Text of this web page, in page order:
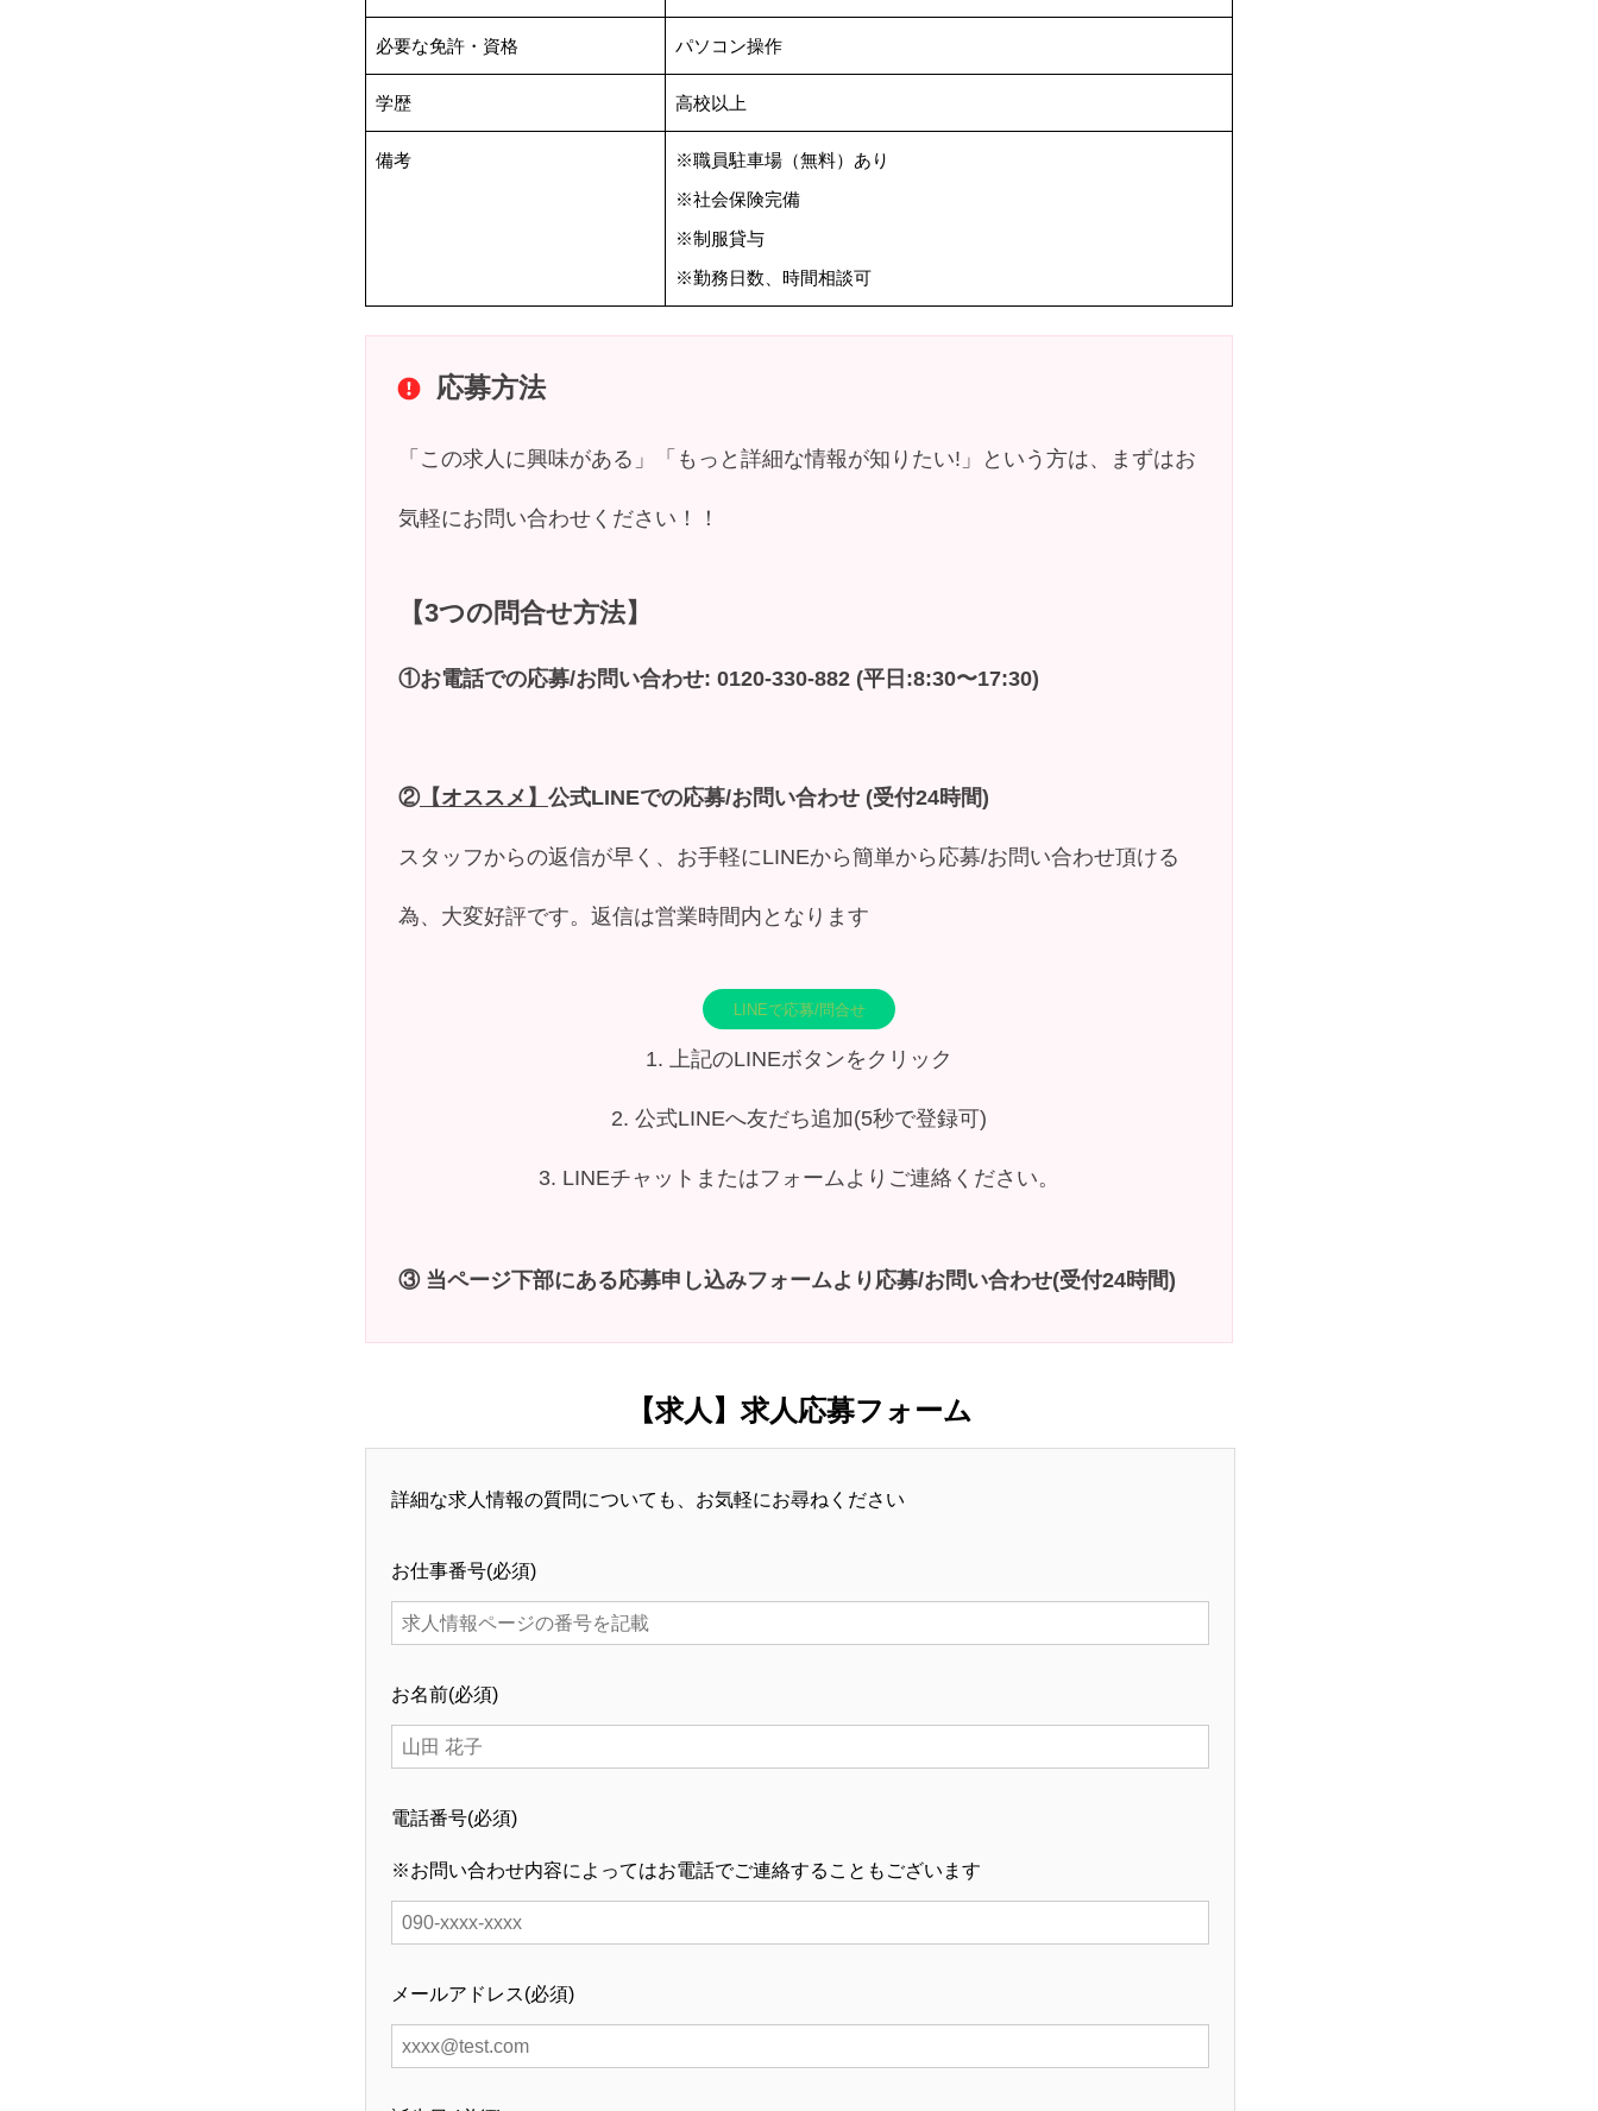
私たちの想い(社長あいさつ)
必要な免許・資格 パソコン操作
学歴 高校以上
備考
※職員駐車場（無料）あり
※社会保険完備
※制服貸与
※勤務日数、時間相談可
応募方法
「この求人に興味がある」「もっと詳細な情報が知りたい!」という方は、まずはお
気軽にお問い合わせください！！
【3つの問合せ方法】
①お電話での応募/お問い合わせ: 0120-330-882 (平日:8:30〜17:30)
②【オススメ】 公式LINEでの応募/お問い合わせ (受付24時間)
スタッフからの返信が早く、お手軽にLINEから簡単から応募/お問い合わせ頂ける
為、大変好評です。返信は営業時間内となります
LINEで応募/問合せ
1. 上記のLINEボタンをクリック
2. 公式LINEへ友だち追加(5秒で登録可)
3. LINEチャットまたはフォームよりご連絡ください。
③ 当ページ下部にある応募申し込みフォームより応募/お問い合わせ(受付24時間)
【求人】求人応募フォーム
詳細な求人情報の質問についても、お気軽にお尋ねください
お仕事番号(必須)
お名前(必須)
電話番号(必須)
※お問い合わせ内容によってはお電話でご連絡することもございます
メールアドレス(必須)